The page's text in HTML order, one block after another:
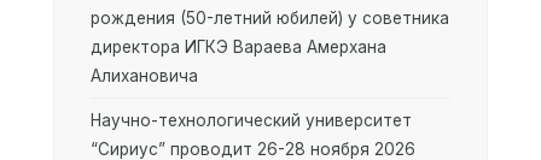
рождения (50-летний юбилей) у советника
директора ИГКЭ Вараева Амерхана
Алихановича
Научно-технологический университет
“Сириус” проводит 26-28 ноября 2026